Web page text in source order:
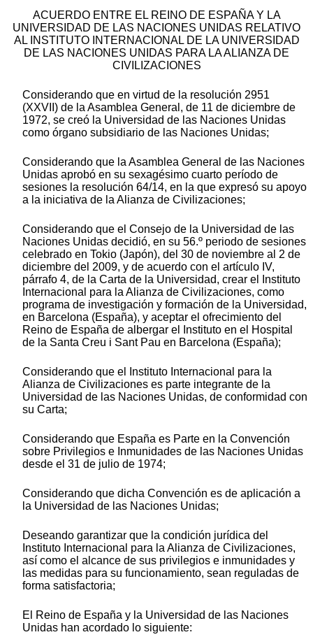
ACUERDO ENTRE EL REINO DE ESPAÑA Y LA
UNIVERSIDAD DE LAS NACIONES UNIDAS RELATIVO
AL INSTITUTO INTERNACIONAL DE LA UNIVERSIDAD
DE LAS NACIONES UNIDAS PARA LA ALIANZA DE
CIVILIZACIONES
Considerando que en virtud de la resolución 2951
(XXVII) de la Asamblea General, de 11 de diciembre de
1972, se creó la Universidad de las Naciones Unidas
como órgano subsidiario de las Naciones Unidas;
Considerando que la Asamblea General de las Naciones
Unidas aprobó en su sexagésimo cuarto período de
sesiones la resolución 64/14, en la que expresó su apoyo
a la iniciativa de la Alianza de Civilizaciones;
Considerando que el Consejo de la Universidad de las
Naciones Unidas decidió, en su 56.º periodo de sesiones
celebrado en Tokio (Japón), del 30 de noviembre al 2 de
diciembre del 2009, y de acuerdo con el artículo IV,
párrafo 4, de la Carta de la Universidad, crear el Instituto
Internacional para la Alianza de Civilizaciones, como
programa de investigación y formación de la Universidad,
en Barcelona (España), y aceptar el ofrecimiento del
Reino de España de albergar el Instituto en el Hospital
de la Santa Creu i Sant Pau en Barcelona (España);
Considerando que el Instituto Internacional para la
Alianza de Civilizaciones es parte integrante de la
Universidad de las Naciones Unidas, de conformidad con
su Carta;
Considerando que España es Parte en la Convención
sobre Privilegios e Inmunidades de las Naciones Unidas
desde el 31 de julio de 1974;
Considerando que dicha Convención es de aplicación a
la Universidad de las Naciones Unidas;
Deseando garantizar que la condición jurídica del
Instituto Internacional para la Alianza de Civilizaciones,
así como el alcance de sus privilegios e inmunidades y
las medidas para su funcionamiento, sean reguladas de
forma satisfactoria;
El Reino de España y la Universidad de las Naciones
Unidas han acordado lo siguiente: